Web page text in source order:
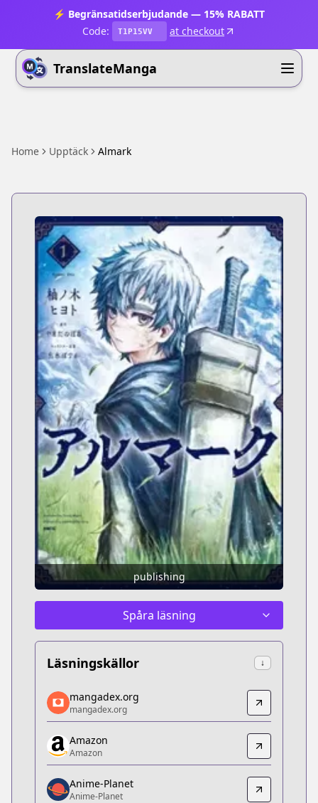
⚡ Begränsatidserbjudande — 15% RABATT
Code:
T1P15VV at checkout
TranslateManga
Home Upptäck Almark
publishing
Spåra läsning
Läsningskällor ↓
mangadex.org
mangadex.org
https://mangadex.org/title/d803df2d-9706-41ed-
Amazon
Amazon
https://www.amazon.co.jp/dp/B0BS98DGFJ
Anime-Planet
mangadex.org
mangadex.org
Amazon
Amazon
Anime-Planet
Anime-Planet